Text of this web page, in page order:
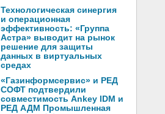
Технологическая синергия
и операционная
эффективность: «Группа
Астра» выводит на рынок
решение для защиты
данных в виртуальных
средах
«Газинформсервис» и РЕД
СОФТ подтвердили
совместимость Ankey IDM и
РЕД АДМ Промышленная